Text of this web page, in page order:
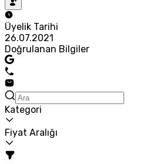
Üyelik Tarihi
26.07.2021
Doğrulanan Bilgiler
Kategori
Fiyat Aralığı